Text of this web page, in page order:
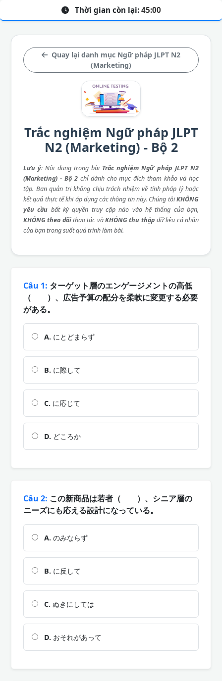
Quay lại danh mục Ngữ pháp JLPT N2
(Marketing)
Trắc nghiệm Ngữ pháp JLPT
N2 (Marketing) - Bộ 2
Lưu ý: Nội dung trong bài Trắc nghiệm Ngữ pháp JLPT N2
(Marketing) - Bộ 2chỉ dành cho mục đích tham khảo và học
tập. Ban quản trị không chịu trách nhiệm về tính pháp lý hoặc
kết quả thực tế khi áp dụng các thông tin này. Chúng tôiKHÔNG
yêu cầu bất kỳ quyền truy cập nào vào hệ thống của bạn,
KHÔNG theo dõithao tác vàKHÔNG thu thập dữ liệu cá nhân
của bạn trong suốt quá trình làm bài.
Thời gian còn lại: 45:00
Câu 1: ターゲット層のエンゲージメントの高低
（ ）、広告予算の配分を柔軟に変更する必要
がある。
A. にとどまらず
B. に際して
C. に応じて
D. どころか
Câu 2: この新商品は若者（ ）、シニア層の
ニーズにも応える設計になっている。
A. のみならず
B. に反して
C. ぬきにしては
D. おそれがあって